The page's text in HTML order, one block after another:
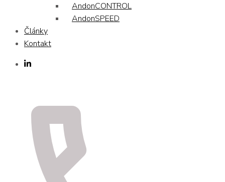
AndonCONTROL
AndonSPEED
Články
Kontakt